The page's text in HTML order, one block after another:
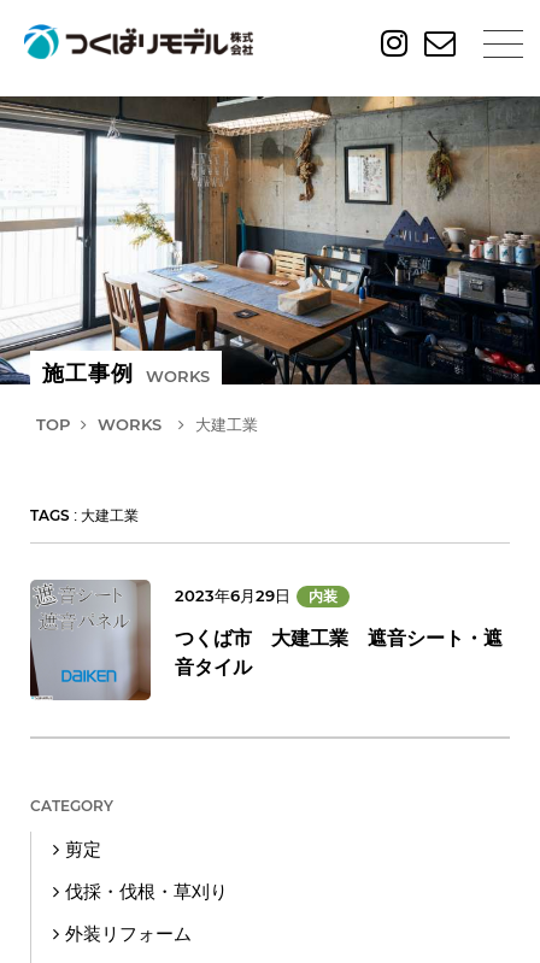
施工事例 WORKS
TOP WORKS 大建工業
TAGS : 大建工業
2023年6月29日 内装
つくば市 大建工業 遮音シート・遮
音タイル
CATEGORY
剪定
伐採・伐根・草刈り
外装リフォーム